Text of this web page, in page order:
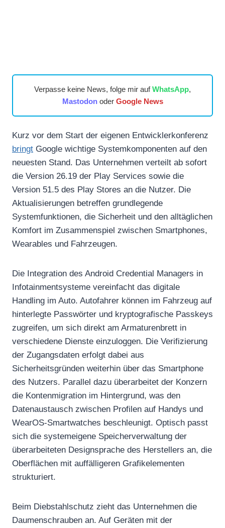
Verpasse keine News, folge mir aufWhatsApp,
Mastodonoder Google News
Kurz vor dem Start der eigenen Entwicklerkonferenz
bringt Google wichtige Systemkomponenten auf den
neuesten Stand. Das Unternehmen verteilt ab sofort
die Version 26.19 der Play Services sowie die
Version 51.5 des Play Stores an die Nutzer. Die
Aktualisierungen betreffen grundlegende
Systemfunktionen, die Sicherheit und den alltäglichen
Komfort im Zusammenspiel zwischen Smartphones,
Wearables und Fahrzeugen.
Die Integration des Android Credential Managers in
Infotainmentsysteme vereinfacht das digitale
Handling im Auto. Autofahrer können im Fahrzeug auf
hinterlegte Passwörter und kryptografische Passkeys
zugreifen, um sich direkt am Armaturenbrett in
verschiedene Dienste einzuloggen. Die Verifizierung
der Zugangsdaten erfolgt dabei aus
Sicherheitsgründen weiterhin über das Smartphone
des Nutzers. Parallel dazu überarbeitet der Konzern
die Kontenmigration im Hintergrund, was den
Datenaustausch zwischen Profilen auf Handys und
WearOS-Smartwatches beschleunigt. Optisch passt
sich die systemeigene Speicherverwaltung der
überarbeiteten Designsprache des Herstellers an, die
Oberflächen mit auffälligeren Grafikelementen
strukturiert.
Beim Diebstahlschutz zieht das Unternehmen die
Daumenschrauben an. Auf Geräten mit der